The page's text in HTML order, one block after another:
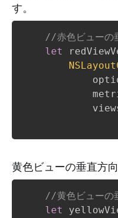
す。
//赤色ビューの
let
黄色ビューの垂直方
//黄色ビューの
let